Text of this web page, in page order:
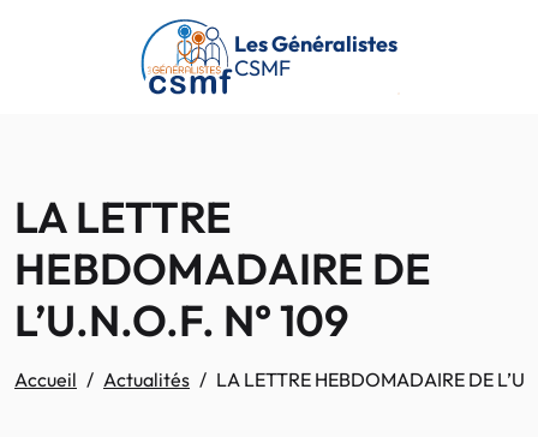
Passer au contenu principal
Les Généralistes
CSMF
LA LETTRE
HEBDOMADAIRE DE
L’U.N.O.F. N° 109
Accueil Actualités LA LETTRE HEBDOMADAIRE DE